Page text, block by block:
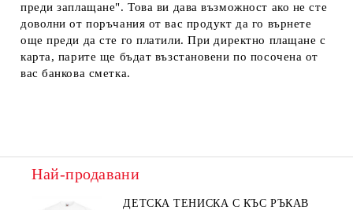
преди заплащане". Това ви дава възможност ако не сте
доволни от поръчания от вас продукт да го върнете
още преди да сте го платили. При директно плащане с
карта, парите ще бъдат възстановени по посочена от
вас банкова сметка.
Най-продавани
ДЕТСКА ТЕНИСКА С КЪС РЪКАВ